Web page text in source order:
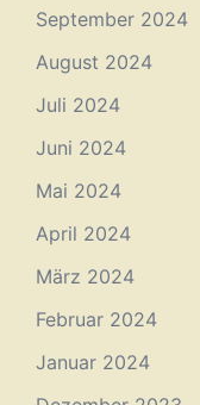
September 2024
August 2024
Juli 2024
Juni 2024
Mai 2024
April 2024
März 2024
Februar 2024
Januar 2024